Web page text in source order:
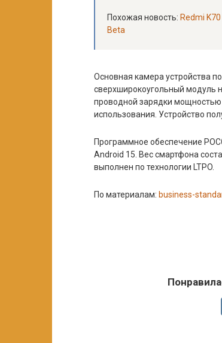
Похожая новость: Redmi
Beta
Основная камера устройства
сверхширокоугольный модуль
проводной зарядки мощностью
использования. Устройство
Программное обеспечение
Android 15. Вес смартфона
выполнен по технологии LTPO.
По материалам: business-